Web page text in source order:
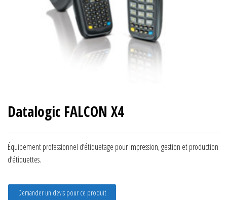
Datalogic FALCON X4
Équipement professionnel d’étiquetage pour impression, gestion et production
d’étiquettes.
Demander un devis pour ce produit